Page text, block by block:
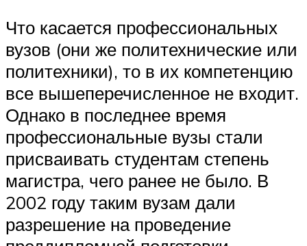
Что касается профессиональных
вузов (они же политехнические или
политехники), то в их компетенцию
все вышеперечисленное не входит.
Однако в последнее время
профессиональные вузы стали
присваивать студентам степень
магистра, чего ранее не было. В
2002 году таким вузам дали
разрешение на проведение